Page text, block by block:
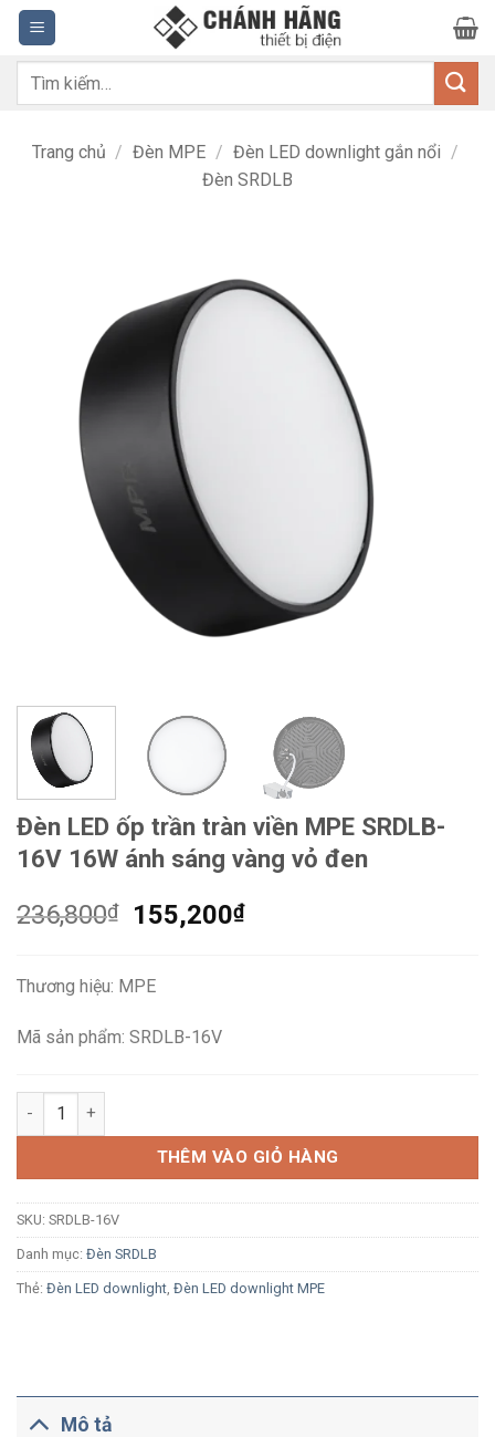
Bỏ
qua
nội
dung
Tìm
Trang chủ / Đèn MPE / Đèn LED downlight gắn nổi /
Đèn SRDLB
Đèn LED ốp trần tràn viền MPE SRDLB-
16V 16W ánh sáng vàng vỏ đen
236,800₫
Giá
236,800₫.
155,200₫Giá
Thương hiệu: MPE
Mã sản phẩm: SRDLB-16V
Đèn LED ốp trần tràn viền MPE SRDLB-16V 16W ánh sáng
THÊM VÀO GIỎ HÀNG
SKU: SRDLB-16V
Danh mục: Đèn SRDLB
Thẻ: Đèn LED downlight Đèn LED downlight MPE
Mô tả